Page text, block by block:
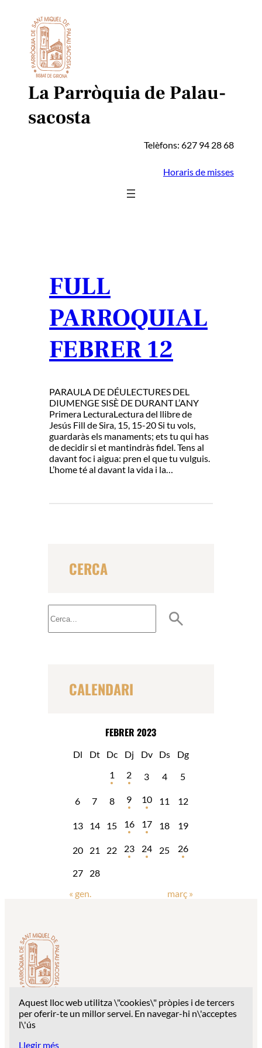
contingut
La Parròquia de Palau-
sacosta
Telèfons: 627 94 28 68
Horaris de misses
FULL
PARROQUIAL
FEBRER 12
PARAULA DE DÉULECTURES DEL
DIUMENGE SISÈ DE DURANT L’ANY
Primera LecturaLectura del llibre de
Jesús Fill de Sira, 15, 15-20 Si tu vols,
guardaràs els manaments; ets tu qui has
de decidir si et mantindràs fidel. Tens al
davant foc i aigua: pren el que tu vulguis.
L’home té al davant la vida i la…
CERCA
u
s
CALENDARI
FEBRER 2023
Dl Dt Dc Dj Dv Ds
Dg
1
2 3 4 5
6 7 8 9 10 11 12
13 14 15 16 17 18 19
20 21 22 23 24 25 26
27
28
« gen.
març »
Despatx parroquial: c/ Església Sant Miquel, 1 – 17003
Girona
Correu:palausacosta2020@gmail.com
Aquest lloc web utilitza \"cookies\" pròpies i de tercers
per oferir-te un millor servei. En navegar-hi n\'acceptes
l\'ús
Llegir més